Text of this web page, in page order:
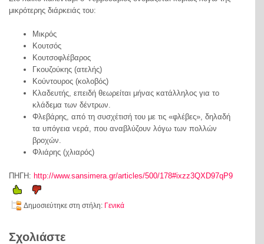
μικρότερης διάρκειάς του:
Μικρός
Κουτσός
Κουτσοφλέβαρος
Γκουζούκης (ατελής)
Κούντουρος (κολοβός)
Κλαδευτής, επειδή θεωρείται μήνας κατάλληλος για το
κλάδεμα των δέντρων.
Φλεβάρης, από τη συσχέτισή του με τις «φλέβες», δηλαδή
τα υπόγεια νερά, που αναβλύζουν λόγω των πολλών
βροχών.
Φλιάρης (χλιαρός)
ΠΗΓΗ: http://www.sansimera.gr/articles/500/178#ixzz3QXD97qP9
Δημοσιεύτηκε στη στήλη: Γενικά
Σχολιάστε